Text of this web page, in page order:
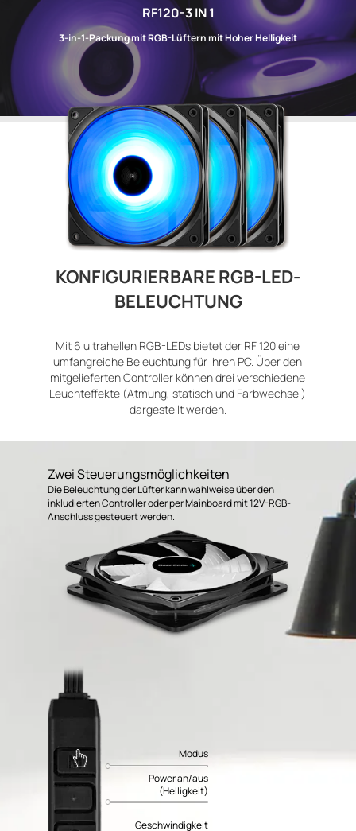
RF120-3 IN 1
3-in-1-Packung mit RGB-Lüftern mit Hoher Helligkeit
KONFIGURIERBARE RGB-LED-
BELEUCHTUNG
Mit 6 ultrahellen RGB-LEDs bietet der RF 120 eine
umfangreiche Beleuchtung für Ihren PC. Über den
mitgelieferten Controller können drei verschiedene
Leuchteffekte (Atmung, statisch und Farbwechsel)
dargestellt werden.
Zwei Steuerungsmöglichkeiten
Die Beleuchtung der Lüfter kann wahlweise über den
inkludierten Controller oder per Mainboard mit 12V-RGB-
Anschluss gesteuert werden.
Modus
Power an/aus
(Helligkeit)
Geschwindigkeit